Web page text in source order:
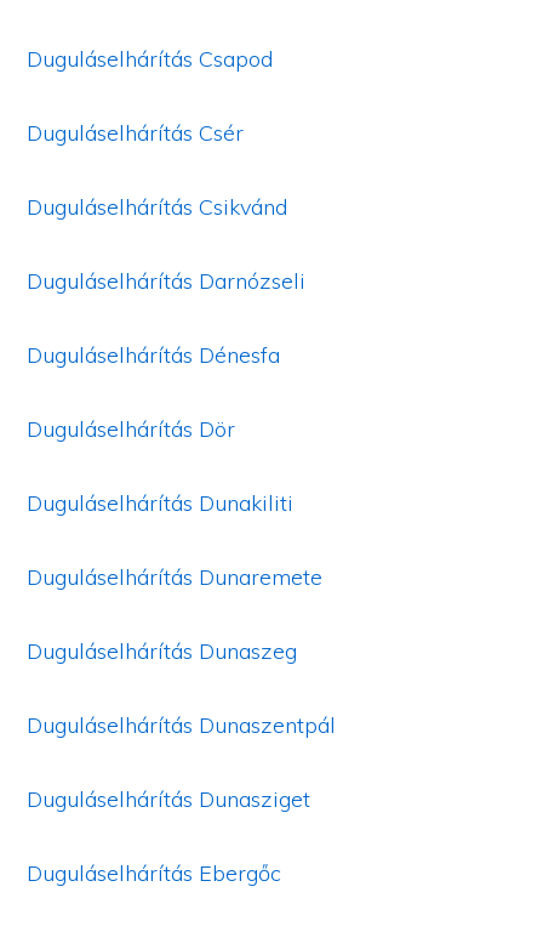
Duguláselhárítás Csapod
Duguláselhárítás Csér
Duguláselhárítás Csikvánd
Duguláselhárítás Darnózseli
Duguláselhárítás Dénesfa
Duguláselhárítás Dör
Duguláselhárítás Dunakiliti
Duguláselhárítás Dunaremete
Duguláselhárítás Dunaszeg
Duguláselhárítás Dunaszentpál
Duguláselhárítás Dunasziget
Duguláselhárítás Ebergőc